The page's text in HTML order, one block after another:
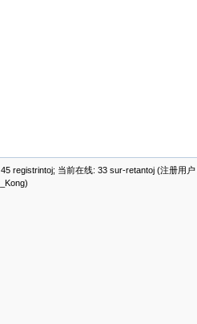
registrintoj; 当前在线: 33 sur-retantoj (注册用